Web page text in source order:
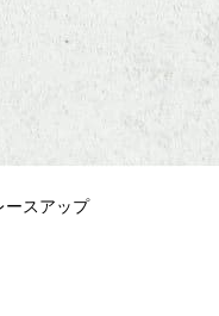
ースアップ